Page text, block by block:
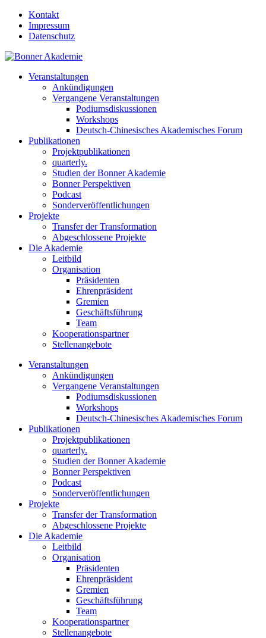
Kontakt
Impressum
Datenschutz
Veranstaltungen
Ankündigungen
Vergangene Veranstaltungen
Podiumsdiskussionen
Workshops
Deutsch-Chinesisches Akademisches Forum
Publikationen
Projektpublikationen
quarterly.
Studien der Bonner Akademie
Bonner Perspektiven
Podcast
Sonderveröffentlichungen
Projekte
Transfer der Transformation
Abgeschlossene Projekte
Die Akademie
Leitbild
Organisation
Präsidenten
Ehrenpräsident
Gremien
Geschäftsführung
Team
Kooperationspartner
Stellenangebote
Veranstaltungen
Ankündigungen
Vergangene Veranstaltungen
Podiumsdiskussionen
Workshops
Deutsch-Chinesisches Akademisches Forum
Publikationen
Projektpublikationen
quarterly.
Studien der Bonner Akademie
Bonner Perspektiven
Podcast
Sonderveröffentlichungen
Projekte
Transfer der Transformation
Abgeschlossene Projekte
Die Akademie
Leitbild
Organisation
Präsidenten
Ehrenpräsident
Gremien
Geschäftsführung
Team
Kooperationspartner
Stellenangebote